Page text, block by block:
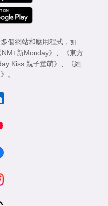
個網站和應用程式，如
NM+新Monday》 、
《東方
Kiss 親子童萌》 、
《經
。